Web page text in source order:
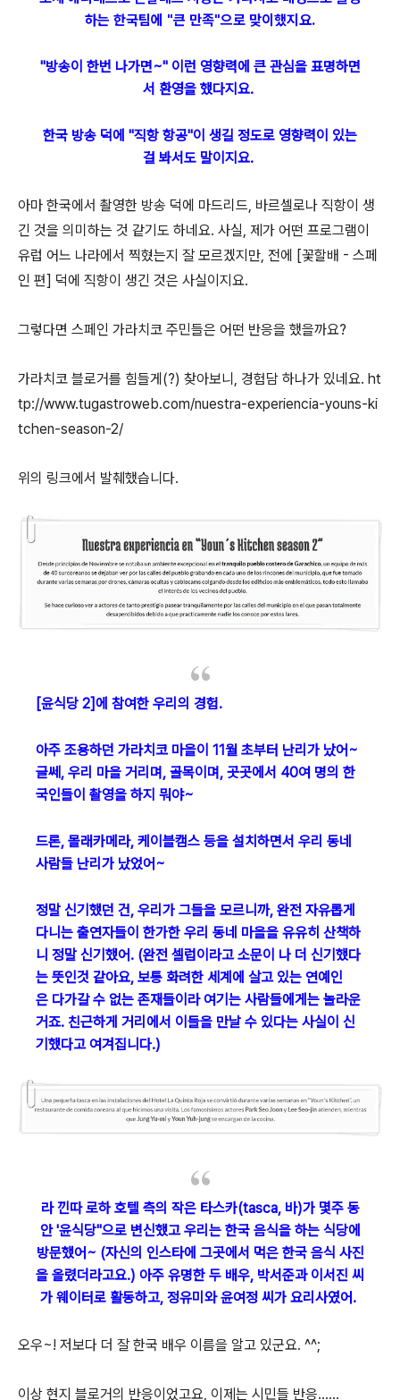
하는 한국팀에 "큰 만족"으로 맞이했지요.
"방송이 한번 나가면~" 이런 영향력에 큰 관심을 표명하면
서 환영을 했다지요.
한국 방송 덕에 "직항 항공"이 생길 정도로 영향력이 있는
걸 봐서도 말이지요.
아마 한국에서 촬영한 방송 덕에 마드리드, 바르셀로나 직항이 생
긴 것을 의미하는 것 같기도 하네요. 사실, 제가 어떤 프로그램이
유럽 어느 나라에서 찍혔는지 잘 모르겠지만, 전에 [꽃할배 - 스페
인 편] 덕에 직항이 생긴 것은 사실이지요.
그렇다면 스페인 가라치코 주민들은 어떤 반응을 했을까요?
가라치코 블로거를 힘들게(?) 찾아보니, 경험담 하나가 있네요. ht
tp://www.tugastroweb.com/nuestra-experiencia-youns-ki
tchen-season-2/
위의 링크에서 발췌했습니다.
[윤식당 2]에 참여한 우리의 경험.
아주 조용하던 가라치코 마을이 11월 초부터 난리가 났어~
글쎄, 우리 마을 거리며, 골목이며, 곳곳에서 40여 명의 한
국인들이 촬영을 하지 뭐야~
드론, 몰래카메라, 케이블캠스 등을 설치하면서 우리 동네
사람들 난리가 났었어~
정말 신기했던 건, 우리가 그들을 모르니까, 완전 자유롭게
다니는 출연자들이 한가한 우리 동네 마을을 유유히 산책하
니 정말 신기했어. (완전 셀럽이라고 소문이 나 더 신기했다
는 뜻인것 같아요, 보통 화려한 세계에 살고 있는 연예인
은 다가갈 수 없는 존재들이라 여기는 사람들에게는 놀라운
거죠. 친근하게 거리에서 이들을 만날 수 있다는 사실이 신
기했다고 여겨집니다.)
라 낀따 로하 호텔 측의 작은 타스카(tasca, 바)가 몇주 동
안 '윤식당"으로 변신했고 우리는 한국 음식을 하는 식당에
방문했어~ (자신의 인스타에 그곳에서 먹은 한국 음식 사진
을 올렸더라고요.) 아주 유명한 두 배우, 박서준과 이서진 씨
가 웨이터로 활동하고, 정유미와 윤여정 씨가 요리사였어.
오우~! 저보다 더 잘 한국 배우 이름을 알고 있군요. ^^;
이상 현지 블로거의 반응이었고요, 이제는 시민들 반응......